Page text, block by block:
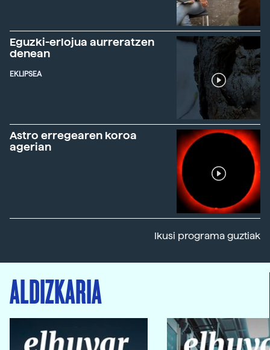
Eguzki-erlojua aurreratzen
denean
EKLIPSEA
Astro erregearen koroa
agerian
Ikusi programa guztiak
ALDIZKARIA